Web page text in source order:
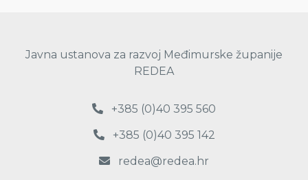
Javna ustanova za razvoj Međimurske županije
REDEA
+385 (0)40 395 560
+385 (0)40 395 142
redea@redea.hr